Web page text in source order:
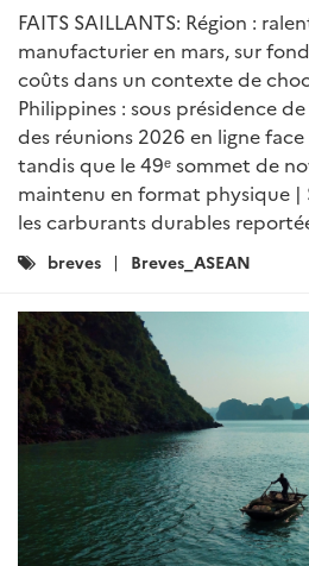
FAITS SAILLANTS: Région :
manufacturier en mars, sur
coûts dans un contexte de
Philippines : sous présidence
des réunions 2026 en ligne
tandis que le 49ᵉ sommet de
maintenu en format physique |
les carburants durables reportée
Catégories
breves Breves_ASEAN